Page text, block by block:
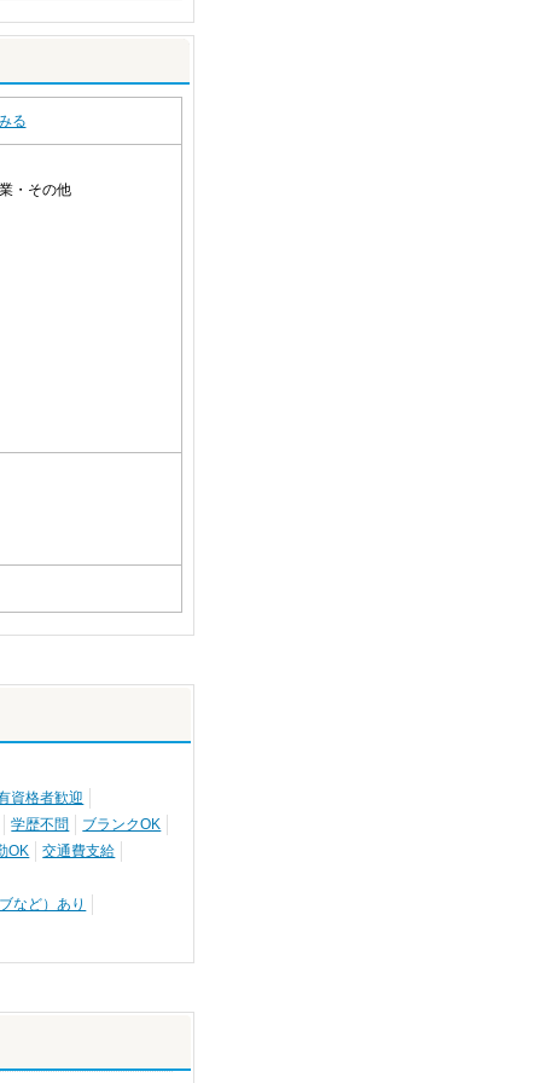
る
・その他
資格者歓迎
学歴不問
ブランクOK
OK
交通費支給
など）あり